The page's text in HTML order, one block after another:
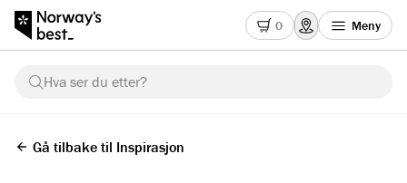
0 Meny
Hva ser du etter?
Gå tilbake til Inspirasjon